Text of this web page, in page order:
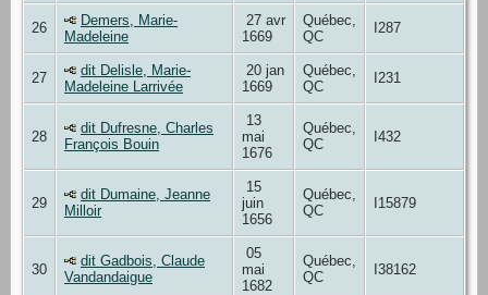
26
Demers, Marie-
Madeleine
27 avr
1669
Québec,
QC
I287
27
dit Delisle, Marie-
Madeleine Larrivée
20 jan
1669
Québec,
QC
I231
28
dit Dufresne, Charles
François Bouin
13
mai
1676
Québec,
QC
I432
29
dit Dumaine, Jeanne
Milloir
15
juin
1656
Québec,
QC
I15879
30
dit Gadbois, Claude
Vandandaigue
05
mai
1682
Québec,
QC
I38162